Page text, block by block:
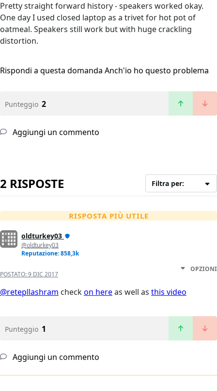
Pretty straight forward history - speakers worked okay.
One day I used closed laptop as a trivet for hot pot of
oatmeal. Speakers still work but with huge crackling
distortion.
Rispondi a questa domanda Anch'io ho questo problema
Punteggio 2
Aggiungi un commento
2 RISPOSTE Filtra per:
RISPOSTA PIÙ UTILE
oldturkey03
@oldturkey03
Reputazione: 858,3k
POSTATO:9 DIC 2017
OPZIONI
@retepllashram checkon hereas well as this video
Punteggio 1
Aggiungi un commento